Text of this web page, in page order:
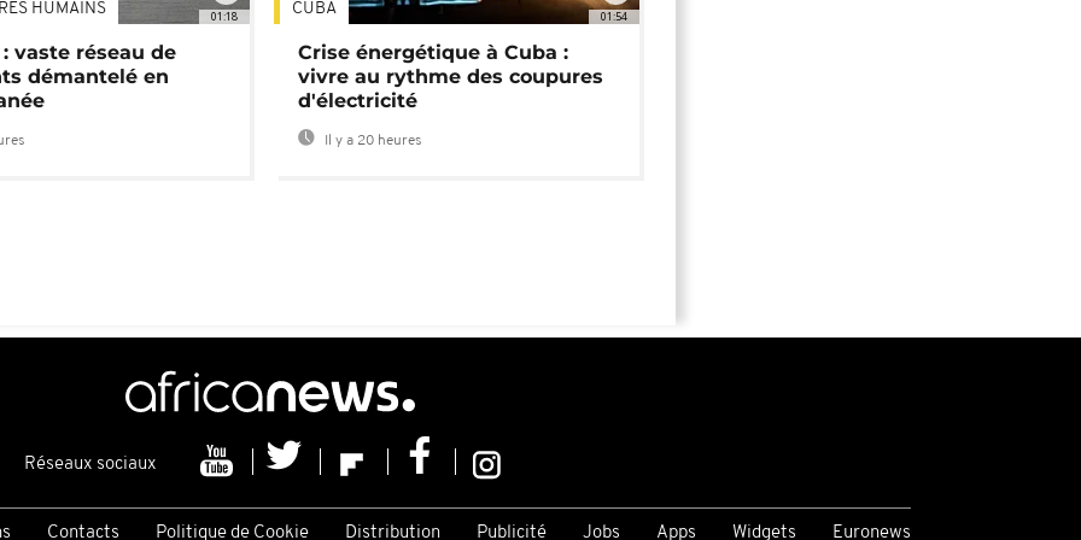
01:18
HUMAINS
vaste réseau de
démantelé en
01:54
CUBA
Crise énergétique à Cuba :
vivre au rythme des coupures
d'électricité
Il y a 20 heures
Réseaux sociaux
Contacts Politique de Cookie Distribution Publicité Jobs Apps Widgets Euronews